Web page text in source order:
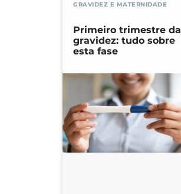
GRAVIDEZ E MATERNIDADE
Primeiro trimestre da
gravidez: tudo sobre
esta fase